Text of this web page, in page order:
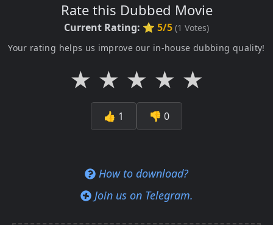
Rate this Dubbed Movie
Current Rating: ⭐ 5/5 (1 Votes)
Your rating helps us improve our in-house dubbing quality!
★ ★ ★ ★ ★
👍 1 👎 0
How to download?
Join us on Telegram.